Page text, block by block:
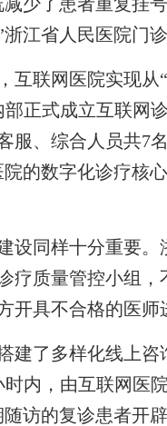
江省人民医院门
联网医院实现从“
正式成立互联网
服、综合人员共7
的数字化诊疗核
同样十分重要。
疗质量管控小组
开具不合格的医师
了多样化线上咨
内，由互联网医
访的复诊患者开